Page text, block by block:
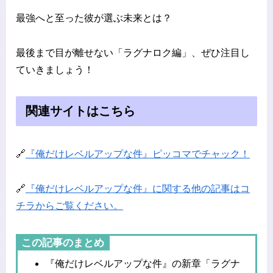
最強へと至った彼が選ぶ未来とは？
最後まで目が離せない「ラグナロク編」、ぜひ注目し
ていきましょう！
関連サイトはこちら
🔗 『俺だけレベルアップな件』ピッコマでチャック！
🔗 『俺だけレベルアップな件』に関する他の記事はコ
チラからご覧ください。
この記事のまとめ
『俺だけレベルアップな件』の新章「ラグナ